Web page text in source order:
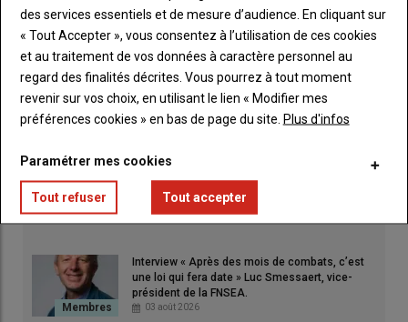
Sécheresse dans le Puy-de-Dôme : la FNSEA
63 et les Jeunes Agriculteurs interpellent la
Préfète
Incendies et canicule : la MSA Auvergne
mobilisée aux côtés des agriculteurs
05 août 2026
FCO-3 : un premier foyer détecté dans le Puy-
de-Dôme, les éleveurs appelés à la vigilance
05 août 2026
Interview « Après des mois de combats, c’est
une loi qui fera date » Luc Smessaert, vice-
président de la FNSEA.
03 août 2026
des services essentiels et de mesure d’audience. En cliquant sur
« Tout Accepter », vous consentez à l’utilisation de ces cookies
et au traitement de vos données à caractère personnel au
regard des finalités décrites. Vous pourrez à tout moment
revenir sur vos choix, en utilisant le lien « Modifier mes
préférences cookies » en bas de page du site. Plus d'infos
Paramétrer mes cookies
Tout refuser Tout accepter